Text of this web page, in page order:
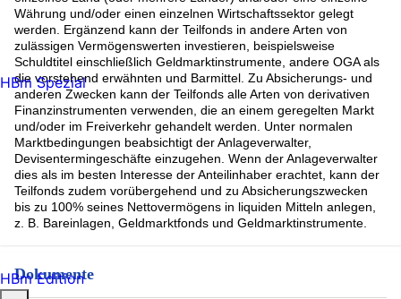
Währung und/oder einen einzelnen Wirtschaftssektor gelegt
werden. Ergänzend kann der Teilfonds in andere Arten von
zulässigen Vermögenswerten investieren, beispielsweise
Schuldtitel einschließlich Geldmarktinstrumente, andere OGA als
die vorstehend erwähnten und Barmittel. Zu Absicherungs- und
anderen Zwecken kann der Teilfonds alle Arten von derivativen
Finanzinstrumenten verwenden, die an einem geregelten Markt
und/oder im Freiverkehr gehandelt werden. Unter normalen
Marktbedingungen beabsichtigt der Anlageverwalter,
Devisentermingeschäfte einzugehen. Wenn der Anlageverwalter
dies als im besten Interesse der Anteilinhaber erachtet, kann der
Teilfonds zudem vorübergehend und zu Absicherungszwecken
bis zu 100% seines Nettovermögens in liquiden Mitteln anlegen,
z. B. Bareinlagen, Geldmarktfonds und Geldmarktinstrumente.
Dokumente
HBm Spezial
HBm Edition